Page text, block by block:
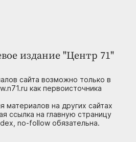
издание "Центр 71"
сайта возможно только в
как первоисточника
материалов на других сайтах
ссылка на главную страницу
no-follow обязательна.